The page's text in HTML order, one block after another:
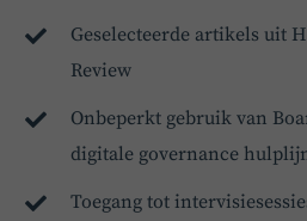
Geselecteerde artikels uit
Review
Onbeperkt gebruik van
digitale governance
Toegang tot